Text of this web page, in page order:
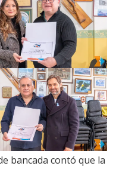
bancada contó que la